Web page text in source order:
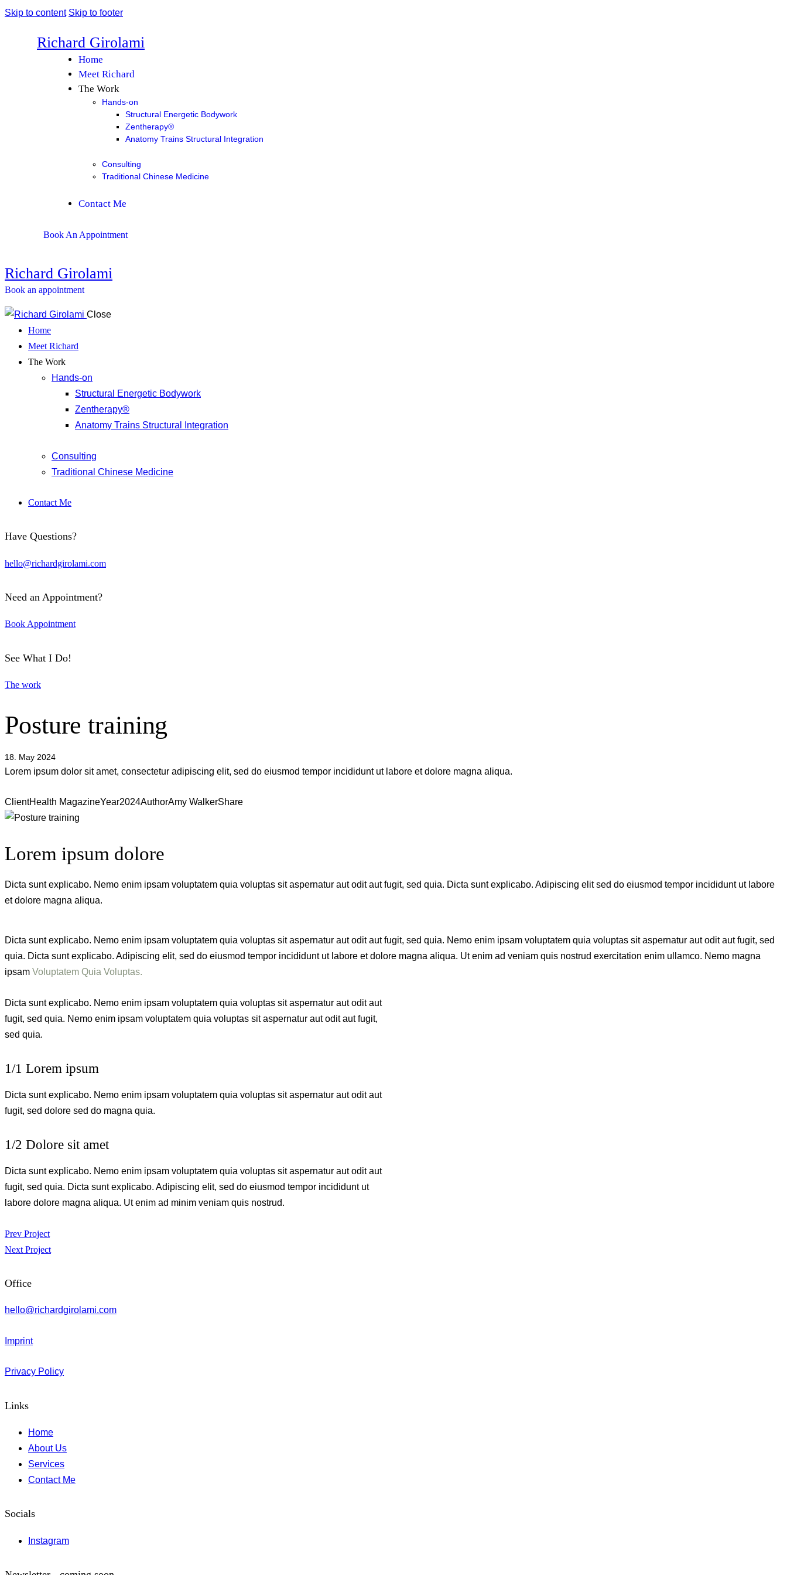
Skip to content Skip to footer
Richard Girolami
Home
Meet Richard
The Work
Hands-on
Structural Energetic Bodywork
Zentherapy®
Anatomy Trains Structural Integration
Consulting
Traditional Chinese Medicine
Contact Me
Book An Appointment
Richard Girolami
Book an appointment
Close
Home
Meet Richard
The Work
Hands-on
Structural Energetic Bodywork
Zentherapy®
Anatomy Trains Structural Integration
Consulting
Traditional Chinese Medicine
Contact Me
Have Questions?
hello@richardgirolami.com
Need an Appointment?
Book Appointment
See What I Do!
The work
Posture training
18. May 2024
Lorem ipsum dolor sit amet, consectetur adipiscing elit, sed do eiusmod tempor incididunt ut labore et dolore magna aliqua.
ClientHealth MagazineYear2024AuthorAmy WalkerShare
Lorem ipsum dolore
Dicta sunt explicabo. Nemo enim ipsam voluptatem quia voluptas sit aspernatur aut odit aut fugit, sed quia. Dicta sunt explicabo. Adipiscing elit sed do eiusmod tempor incididunt ut labore
et dolore magna aliqua.
Dicta sunt explicabo. Nemo enim ipsam voluptatem quia voluptas sit aspernatur aut odit aut fugit, sed quia. Nemo enim ipsam voluptatem quia voluptas sit aspernatur aut odit aut fugit, sed
quia. Dicta sunt explicabo. Adipiscing elit, sed do eiusmod tempor incididunt ut labore et dolore magna aliqua. Ut enim ad veniam quis nostrud exercitation enim ullamco. Nemo magna
ipsam Voluptatem Quia Voluptas.
Dicta sunt explicabo. Nemo enim ipsam voluptatem quia voluptas sit aspernatur aut odit aut
fugit, sed quia. Nemo enim ipsam voluptatem quia voluptas sit aspernatur aut odit aut fugit,
sed quia.
1/1 Lorem ipsum
Dicta sunt explicabo. Nemo enim ipsam voluptatem quia voluptas sit aspernatur aut odit aut
fugit, sed dolore sed do magna quia.
1/2 Dolore sit amet
Dicta sunt explicabo. Nemo enim ipsam voluptatem quia voluptas sit aspernatur aut odit aut
fugit, sed quia. Dicta sunt explicabo. Adipiscing elit, sed do eiusmod tempor incididunt ut
labore dolore magna aliqua. Ut enim ad minim veniam quis nostrud.
Post
navigation
Prev Project
Next Project
Office
hello@richardgirolami.com
Imprint
Privacy Policy
Links
Home
About Us
Services
Contact Me
Socials
Instagram